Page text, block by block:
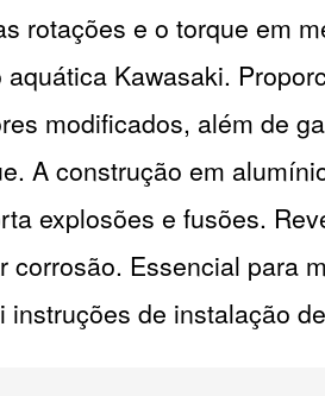
rotações e o torque em
aquática Kawasaki.
modificados, além de
A construção em
explosões e fusões.
corrosão. Essencial para
instruções de instalação